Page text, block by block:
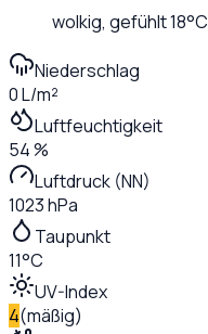
wolkig, gefühlt18°C
Niederschlag
0 L/m²
Luftfeuchtigkeit
54 %
Luftdruck (NN)
1023 hPa
Taupunkt
11°C
UV-Index
4(mäßig)